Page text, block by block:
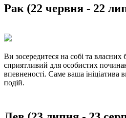
Рак (22 червня - 22
Ви зосередитеся на собі та власних
сприятливий для особистих
впевненості. Саме ваша ініціатива
подій.